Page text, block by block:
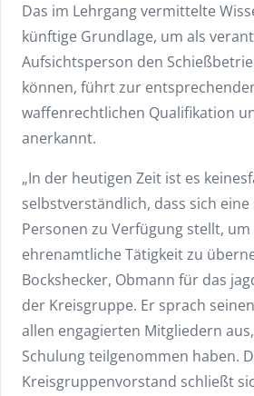
Das im Lehrgang vermittelte
künftige Grundlage, um als
Aufsichtsperson den
können, führt zur
waffenrechtlichen Qualifikation
anerkannt.
„In der heutigen Zeit ist es
selbstverständlich, dass sich eine
Personen zu Verfügung stellt, um
ehrenamtliche Tätigkeit zu
Bockshecker, Obmann für das
der Kreisgruppe. Er sprach
allen engagierten Mitgliedern
Schulung teilgenommen haben.
Kreisgruppenvorstand schließt